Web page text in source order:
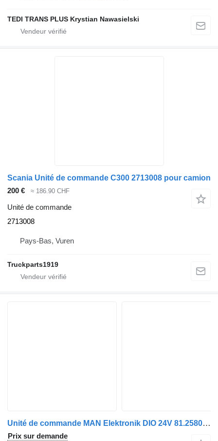
TEDI TRANS PLUS Krystian Nawasielski
Scania Unité de commande C300 2713008 pour camion
200 €
≈ 186.90 CHF
Unité de commande
2713008
Pays-Bas, Vuren
Truckparts1919
Unité de commande MAN Elektronik DIO 24V 81.25806-7419 pour tracteur routier
Prix sur demande